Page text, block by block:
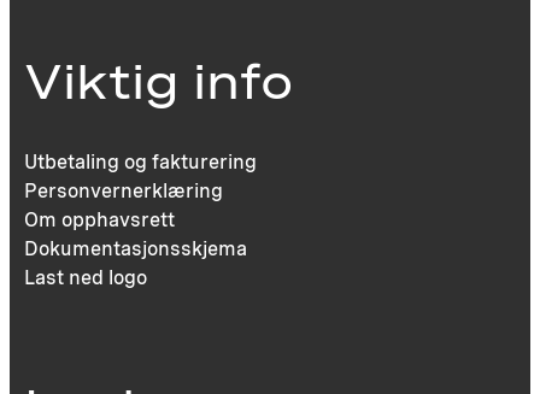
Viktig info
Utbetaling og fakturering
Personvernerklæring
Om opphavsrett
Dokumentasjonsskjema
Last ned logo